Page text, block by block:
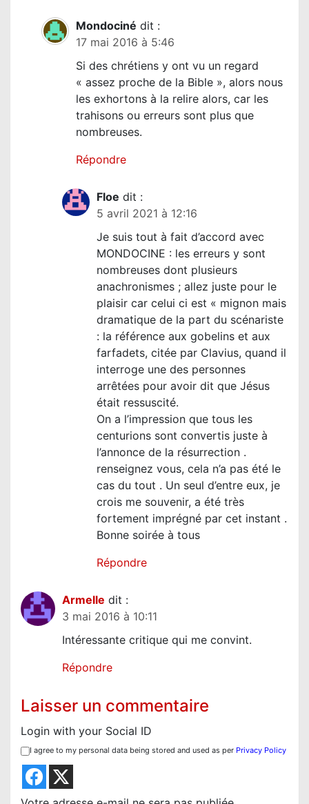
Mondociné dit :
17 mai 2016 à 5:46
Si des chrétiens y ont vu un regard
« assez proche de la Bible », alors nous
les exhortons à la relire alors, car les
trahisons ou erreurs sont plus que
nombreuses.
Répondre
Floe dit :
5 avril 2021 à 12:16
Je suis tout à fait d’accord avec
MONDOCINE : les erreurs y sont
nombreuses dont plusieurs
anachronismes ; allez juste pour le
plaisir car celui ci est « mignon mais
dramatique de la part du scénariste
: la référence aux gobelins et aux
farfadets, citée par Clavius, quand il
interroge une des personnes
arrêtées pour avoir dit que Jésus
était ressuscité.
On a l’impression que tous les
centurions sont convertis juste à
l’annonce de la résurrection .
renseignez vous, cela n’a pas été le
cas du tout . Un seul d’entre eux, je
crois me souvenir, a été très
fortement imprégné par cet instant .
Bonne soirée à tous
Répondre
Armelle dit :
3 mai 2016 à 10:11
Intéressante critique qui me convint.
Répondre
Laisser un commentaire
Login with your Social ID
I agree to my personal data being stored and used as per Privacy Policy